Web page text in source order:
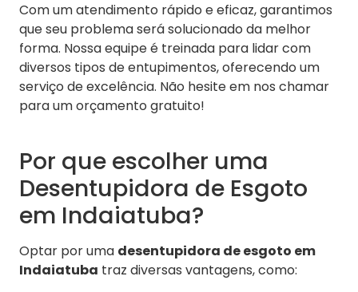
Com um atendimento rápido e eficaz, garantimos
que seu problema será solucionado da melhor
forma. Nossa equipe é treinada para lidar com
diversos tipos de entupimentos, oferecendo um
serviço de excelência. Não hesite em nos chamar
para um orçamento gratuito!
Por que escolher uma
Desentupidora de Esgoto
em Indaiatuba?
Optar por uma desentupidora de esgoto em
Indaiatuba traz diversas vantagens, como: